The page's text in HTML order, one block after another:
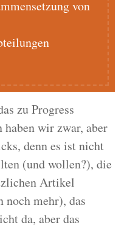
von
zu Progress
haben wir zwar, aber
denn es ist nicht
(und wollen?), die
Artikel
noch mehr), das
da, aber das